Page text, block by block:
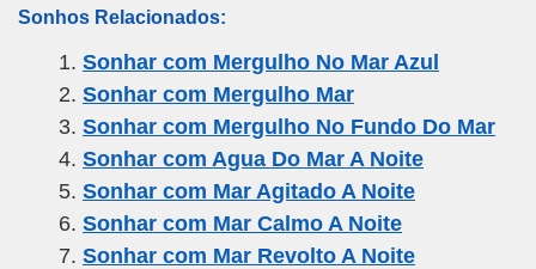
ail c
e
b
o
o
k
tt
er
e
gr
a
m
s
A
p
p
e
Sonhos Relacionados:
Sonhar com Mergulho No Mar Azul
Sonhar com Mergulho Mar
Sonhar com Mergulho No Fundo Do Mar
Sonhar com Agua Do Mar A Noite
Sonhar com Mar Agitado A Noite
Sonhar com Mar Calmo A Noite
Sonhar com Mar Revolto A Noite